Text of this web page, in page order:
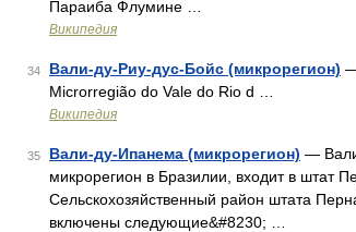
Параиба Флумине …
Википедия
34 Вали-ду-Риу-дус-Бойс (микрорегион)
Microrregião do Vale do Rio d …
Википедия
35 Вали-ду-Ипанема (микрорегион) —
микрорегион в Бразилии, входит в штат
Сельскохозяйственный район штата
включены следующие&#8230; …